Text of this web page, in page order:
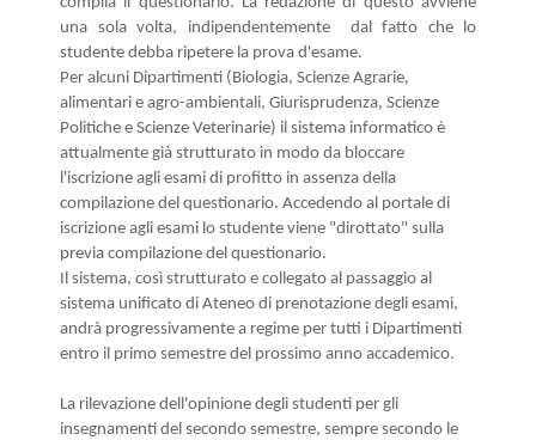
una sola volta, indipendentemente dal fatto che lo
studente debba ripetere la prova d'esame.
Per alcuni Dipartimenti (Biologia, Scienze Agrarie,
alimentari e agro-ambientali, Giurisprudenza, Scienze
Politiche e Scienze Veterinarie) il sistema informatico è
attualmente già strutturato in modo da bloccare
l'iscrizione agli esami di profitto in assenza della
compilazione del questionario. Accedendo al portale di
iscrizione agli esami lo studente viene "dirottato" sulla
previa compilazione del questionario.
Il sistema, così strutturato e collegato al passaggio al
sistema unificato di Ateneo di prenotazione degli esami,
andrà progressivamente a regime per tutti i Dipartimenti
entro il primo semestre del prossimo anno accademico.
La rilevazione dell'opinione degli studenti per gli
insegnamenti del secondo semestre, sempre secondo le